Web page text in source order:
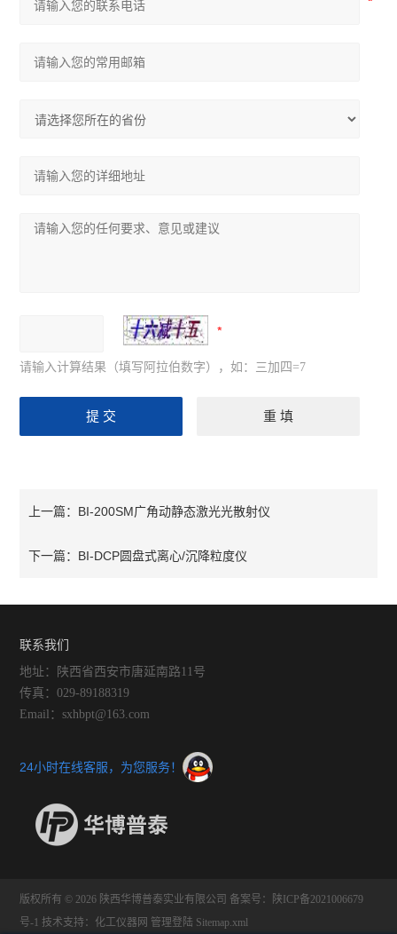
请输入计算结果（填写阿拉伯数字），如：三加四=7
上一篇： BI-200SM广角动静态激光光散射仪
下一篇： BI-DCP圆盘式离心/沉降粒度仪
联系我们
地址：陕西省西安市唐延南路11号
传真：029-89188319
Email：sxhbpt@163.com
24小时在线客服，为您服务！
版权所有 © 2026 陕西华博普泰实业有限公司 备案号：陕ICP备2021006679
号-1 技术支持： 化工仪器网 管理登陆 Sitemap.xml